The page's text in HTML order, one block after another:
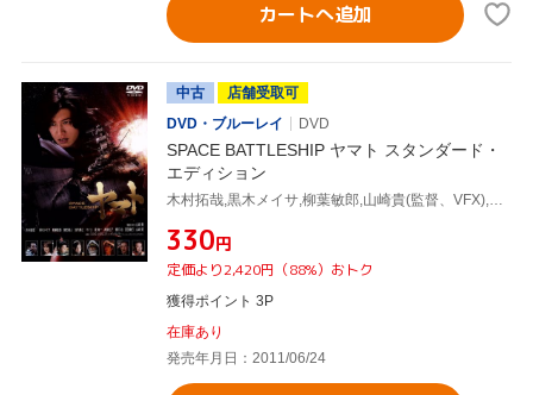
カートへ追加
中古
店舗受取可
DVD・ブルーレイ
DVD
SPACE BATTLESHIP ヤマト スタンダード・
エディション
¥330円
定価より2,420円（88%）おトク
獲得ポイント 3P
在庫あり
発売年月日：2011/06/24